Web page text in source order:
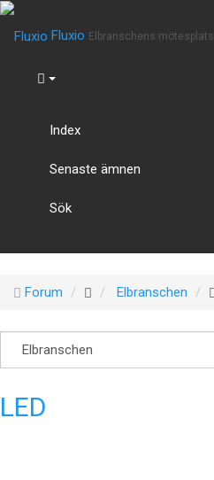
Fluxio Elbranschens mötesplats
Index
Senaste ämnen
Sök
Forum Elbranschen
LED